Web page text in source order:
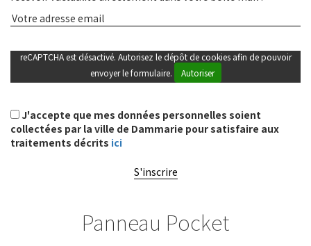
reCAPTCHA est désactivé. Autorisez le dépôt de cookies afin de pouvoir
envoyer le formulaire.
Autoriser
J'accepte que mes données personnelles soient
collectées par la ville de Dammarie pour satisfaire aux
traitements décrits ici
S'inscrire
Panneau Pocket